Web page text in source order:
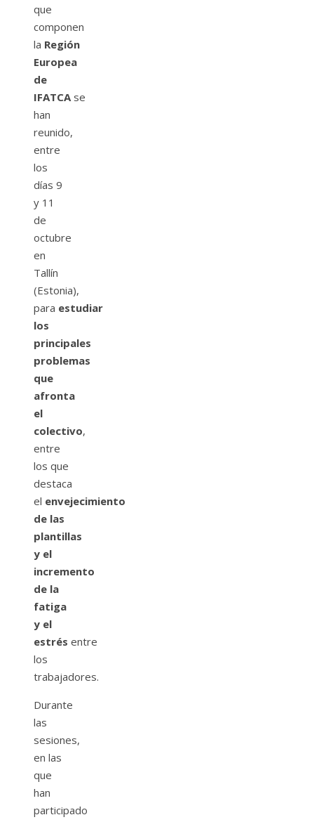
que
componen
la Región
Europea
de
IFATCAse
han
reunido,
entre
los
días 9
y 11
de
octubre
en
Tallín
(Estonia),
para estudiar
los
principales
problemas
que
afronta
el
colectivo,
entre
los que
destaca
el envejecimiento
de las
plantillas
y el
incremento
de la
fatiga
y el
estrés entre
los
trabajadores.
Durante
las
sesiones,
en las
que
han
participado